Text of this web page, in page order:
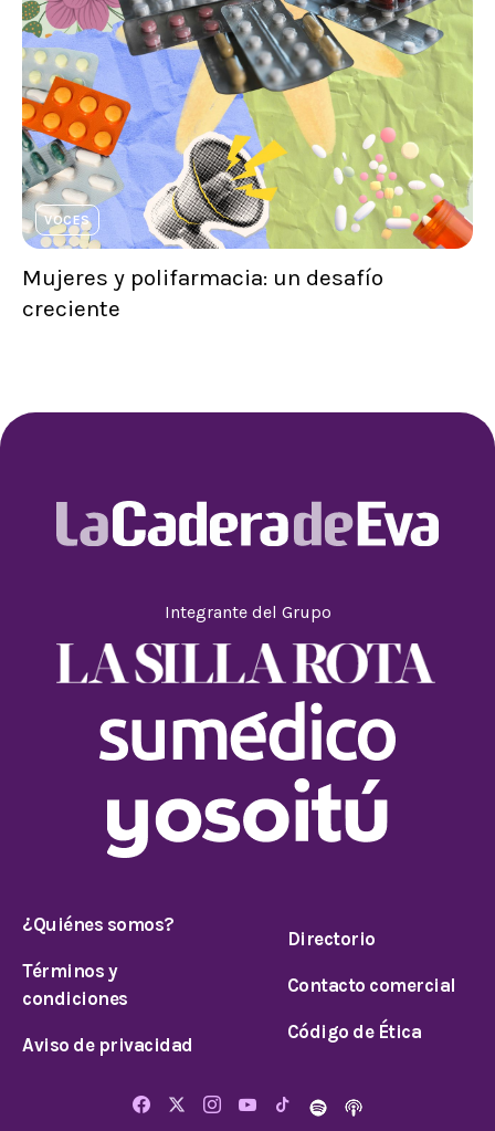
VOCES
Mujeres y polifarmacia: un desafío
creciente
Integrante del Grupo
¿Quiénes somos?
Términos y
condiciones
Aviso de privacidad
Directorio
Contacto comercial
Código de Ética